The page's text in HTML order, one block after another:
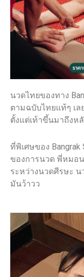
นวดไทยของทาง
ตามฉบับไทยแท้ๆ เล
ตั้งแต่เท้าขึ้นมาถึงห
ที่พิเศษของ
ของการนวด พี่หมอ
ระหว่างนวดศีรษะ น
มันว้าวว